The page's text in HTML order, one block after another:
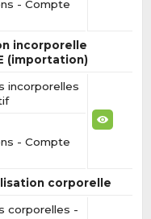
- Compte
incorporelle
(importation)
incorporelles
- Compte
corporelle
corporelles -